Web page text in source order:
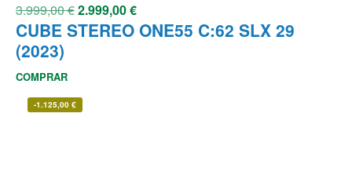
3.999,00€2.999,00€
CUBE STEREO ONE55 C:62 SLX 29
(2023)
COMPRAR
-1.125,00 €